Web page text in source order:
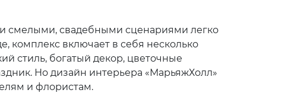
смелыми, свадебными сценариями легко
комплекс включает в себя несколько
стиль, богатый декор, цветочные
Но дизайн интерьера «МарьяжХолл»
и флористам.